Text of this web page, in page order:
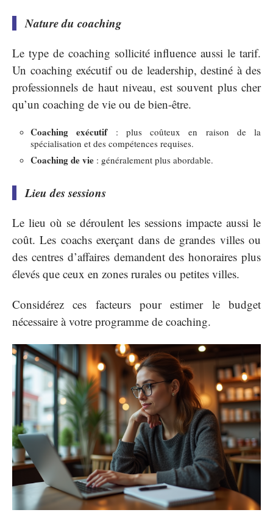
Nature du coaching
Le type de coaching sollicité influence aussi le tarif.
Un coaching exécutif ou de leadership, destiné à des
professionnels de haut niveau, est souvent plus cher
qu’un coaching de vie ou de bien-être.
Coaching exécutif: plus coûteux en raison de la
spécialisation et des compétences requises.
Coaching de vie : généralement plus abordable.
Lieu des sessions
Le lieu où se déroulent les sessions impacte aussi le
coût. Les coachs exerçant dans de grandes villes ou
des centres d’affaires demandent des honoraires plus
élevés que ceux en zones rurales ou petites villes.
Considérez ces facteurs pour estimer le budget
nécessaire à votre programme de coaching.